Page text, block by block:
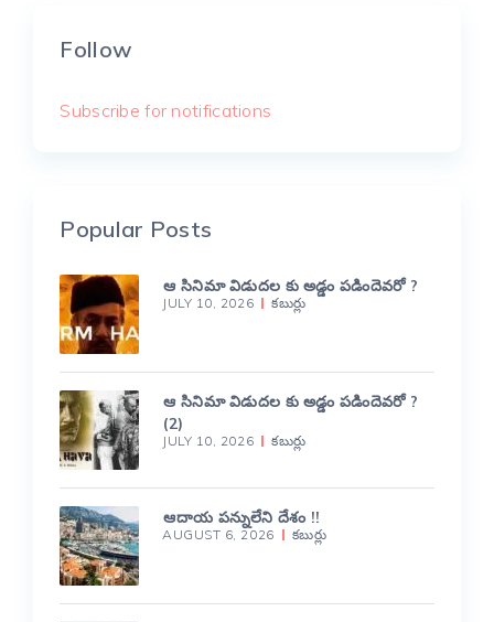
Follow
Subscribe for notifications
Popular Posts
ఆ సినిమా విడుదల కు అడ్డం పడిందెవరో ?
JULY 10, 2026 కబుర్లు
ఆ సినిమా విడుదల కు అడ్డం పడిందెవరో ?
(2)
JULY 10, 2026 కబుర్లు
ఆదాయ పన్నులేని దేశం !!
AUGUST 6, 2026 కబుర్లు